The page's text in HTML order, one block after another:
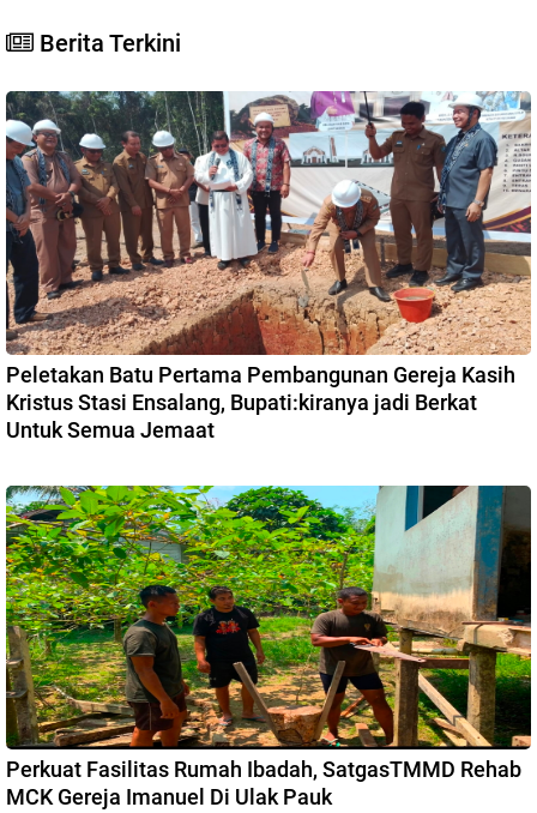
Berita Terkini
Peletakan Batu Pertama Pembangunan Gereja Kasih
Kristus Stasi Ensalang, Bupati:kiranya jadi Berkat
Untuk Semua Jemaat
Perkuat Fasilitas Rumah Ibadah, SatgasTMMD Rehab
MCK Gereja Imanuel Di Ulak Pauk